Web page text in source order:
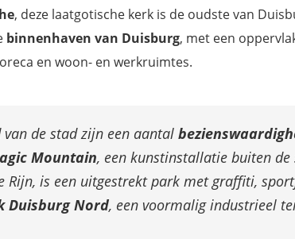
, deze laatgotische kerk is de oudste van
binnenhaven van Duisburg, met een
en woon- en werkruimtes.
de stad zijn een aantal
Mountain, een kunstinstallatie buiten
Rijn, is een uitgestrekt park met graffiti,
Duisburg Nord, een voormalig industrieel